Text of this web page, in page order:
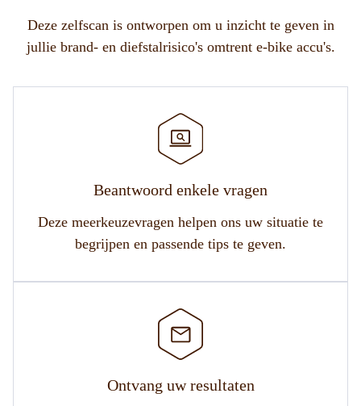
Deze zelfscan is ontworpen om u inzicht te geven in
jullie brand- en diefstalrisico's omtrent e-bike accu's.
Beantwoord enkele vragen
Deze meerkeuzevragen helpen ons uw situatie te
begrijpen en passende tips te geven.
Ontvang uw resultaten